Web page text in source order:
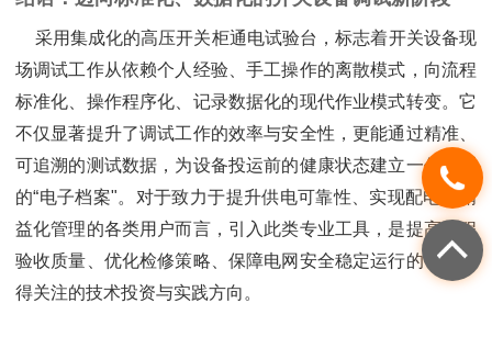
采用集成化的高压开关柜通电试验台，标志着开关设备现
场调试工作从依赖个人经验、手工操作的离散模式，向流程
标准化、操作程序化、记录数据化的现代作业模式转变。它
不仅显著提升了调试工作的效率与安全性，更能通过精准、
可追溯的测试数据，为设备投运前的健康状态建立一份清晰
的“电子档案"。对于致力于提升供电可靠性、实现配电网精
益化管理的各类用户而言，引入此类专业工具，是提高工程
验收质量、优化检修策略、保障电网安全稳定运行的一项值
得关注的技术投资与实践方向。